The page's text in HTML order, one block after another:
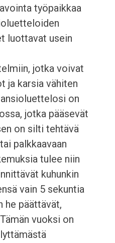
työpaikkaa
luottavat usein
jotka voivat
ja karsia vähiten
on
jotka pääsevät
on silti tehtävä
palkkaavaan
tulee niin
kuhunkin
vain 5 sekuntia
he päättävät,
vuoksi on